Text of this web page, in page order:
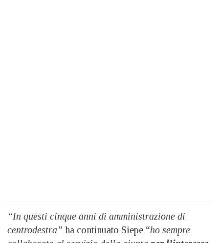
“In questi cinque anni di amministrazione di
centrodestra” ha continuato Siepe “ho sempre